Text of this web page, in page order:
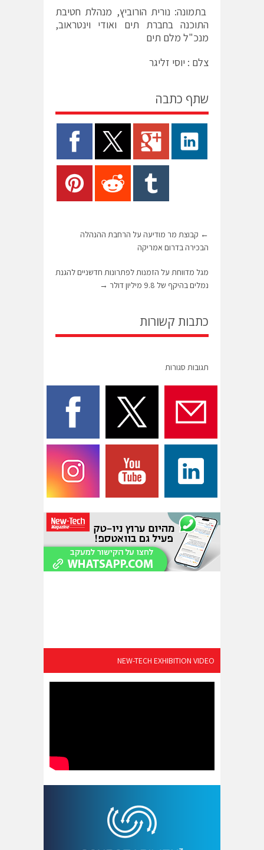
בתמונה: נורית הורוביץ, מנהלת חטיבת
התוכנה בחברת תים ואודי וינטראוב,
מנכ"ל מלם תים
צלם : יוסי זליגר
שתף כתבה
← קבוצת מר מודיעה על הרחבת ההנהלה
הבכירה בדרום אמריקה
מגל מדווחת על הזמנות לפתרונות חדשניים להגנת
נמלים בהיקף של 9.8 מיליון דולר
→
כתבות קשורות
תגובות סגורות
NEW-TECH EXHIBITION VIDEO